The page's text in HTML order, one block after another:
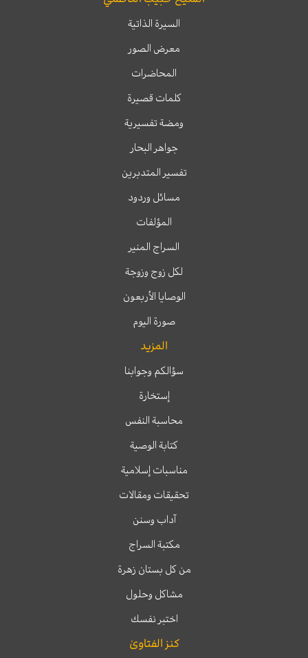
السيرة الذاتية
معرض الصور
المحاضرات
كلمات قصيرة
ومضة تفسيرية
جواهر البحار
تفسير المتدبرين
مسائل وردود
المؤلفات
السراج المنير
لكل زوج وزوجة
الوصايا الأربعون
صورة اليوم
المزيد
سؤالكم وجوابنا
إستخارة
محاسبة النفس
كتابة الوصية
مناسبات إسلامية
تحقيقات ومقالات
آداب وسنن
مكتبة السراج
من كل بستان زهرة
مشاكل وحلول
اختبر نفسك
كنز الفتاوىٰ